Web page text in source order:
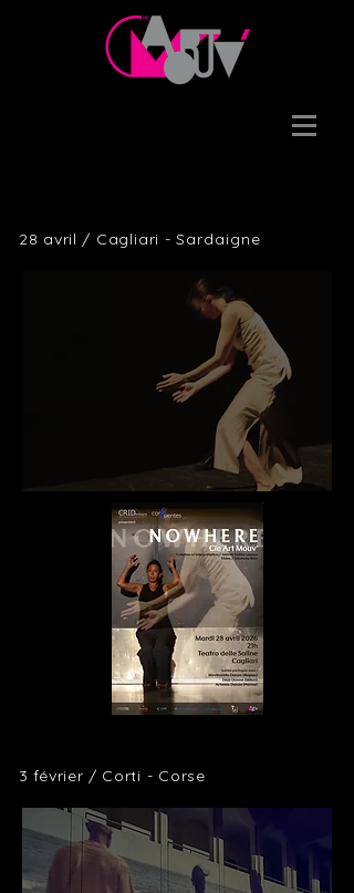
28 avril / Cagliari -Sardaigne
3 février / Corti - Corse